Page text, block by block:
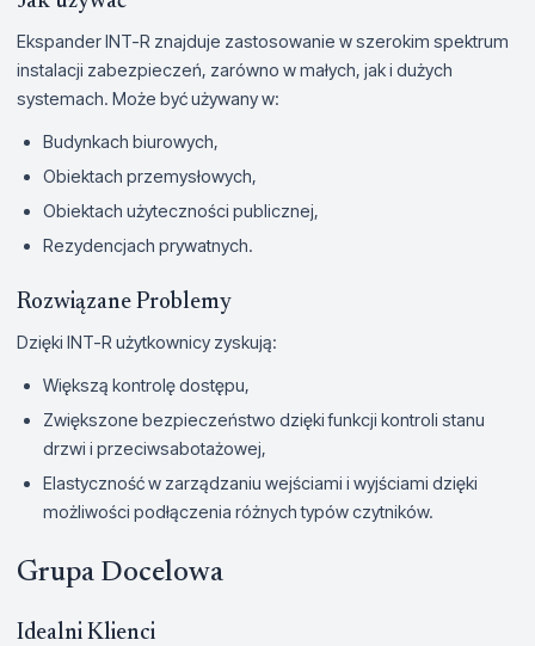
Ekspander INT-R znajduje zastosowanie w szerokim spektrum
instalacji zabezpieczeń, zarówno w małych, jak i dużych
systemach. Może być używany w:
Budynkach biurowych,
Obiektach przemysłowych,
Obiektach użyteczności publicznej,
Rezydencjach prywatnych.
Rozwiązane Problemy
Dzięki INT-R użytkownicy zyskują:
Większą kontrolę dostępu,
Zwiększone bezpieczeństwo dzięki funkcji kontroli stanu
drzwi i przeciwsabotażowej,
Elastyczność w zarządzaniu wejściami i wyjściami dzięki
możliwości podłączenia różnych typów czytników.
Grupa Docelowa
Idealni Klienci